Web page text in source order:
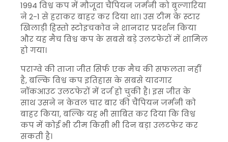
1994 विश्व कप में मौजूदा चैंपियन जर्मनी को बुल्गारिया
ने 2-1 से हराकर बाहर कर दिया था। उस टीम के स्टार
खिलाड़ी ह्रिस्तो स्टोइचकोव ने शानदार प्रदर्शन किया
और यह मैच विश्व कप के सबसे बड़े उलटफेरों में शामिल
हो गया।
पराग्वे की ताजा जीत सिर्फ एक मैच की सफलता नहीं
है, बल्कि विश्व कप इतिहास के सबसे यादगार
नॉकआउट उलटफेरों में दर्ज हो चुकी है। इस जीत के
साथ उसने न केवल चार बार की चैंपियन जर्मनी को
बाहर किया, बल्कि यह भी साबित कर दिया कि विश्व
कप में कोई भी टीम किसी भी दिन बड़ा उलटफेर कर
सकती है।